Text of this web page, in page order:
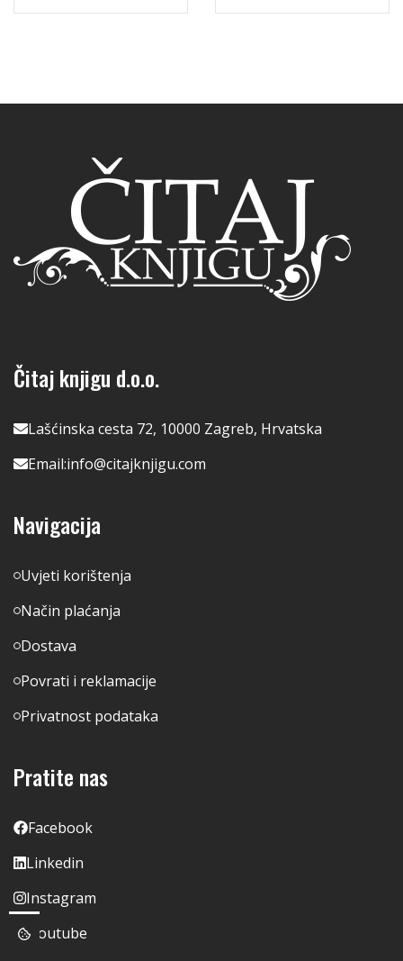
Čitaj knjigu d.o.o.
Lašćinska cesta 72, 10000 Zagreb, Hrvatska
Email:info@citajknjigu.com
Navigacija
Uvjeti korištenja
Način plaćanja
Dostava
Povrati i reklamacije
Privatnost podataka
Pratite nas
Facebook
Linkedin
Instagram
Youtube